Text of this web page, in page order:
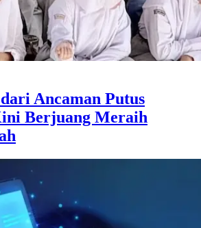
Ancaman Putus
Berjuang Meraih